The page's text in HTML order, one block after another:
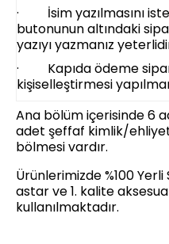
· İsim yazılmasını
butonunun altındaki
yazıyı yazmanız
· Kapıda ödeme
kişiselleştirmesi
Ana bölüm içerisinde 6
adet şeffaf kimlik/
bölmesi vardır.
Ürünlerimizde %100
astar ve 1. kalite
kullanılmaktadır.